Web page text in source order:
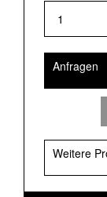
Anfragen
Weitere